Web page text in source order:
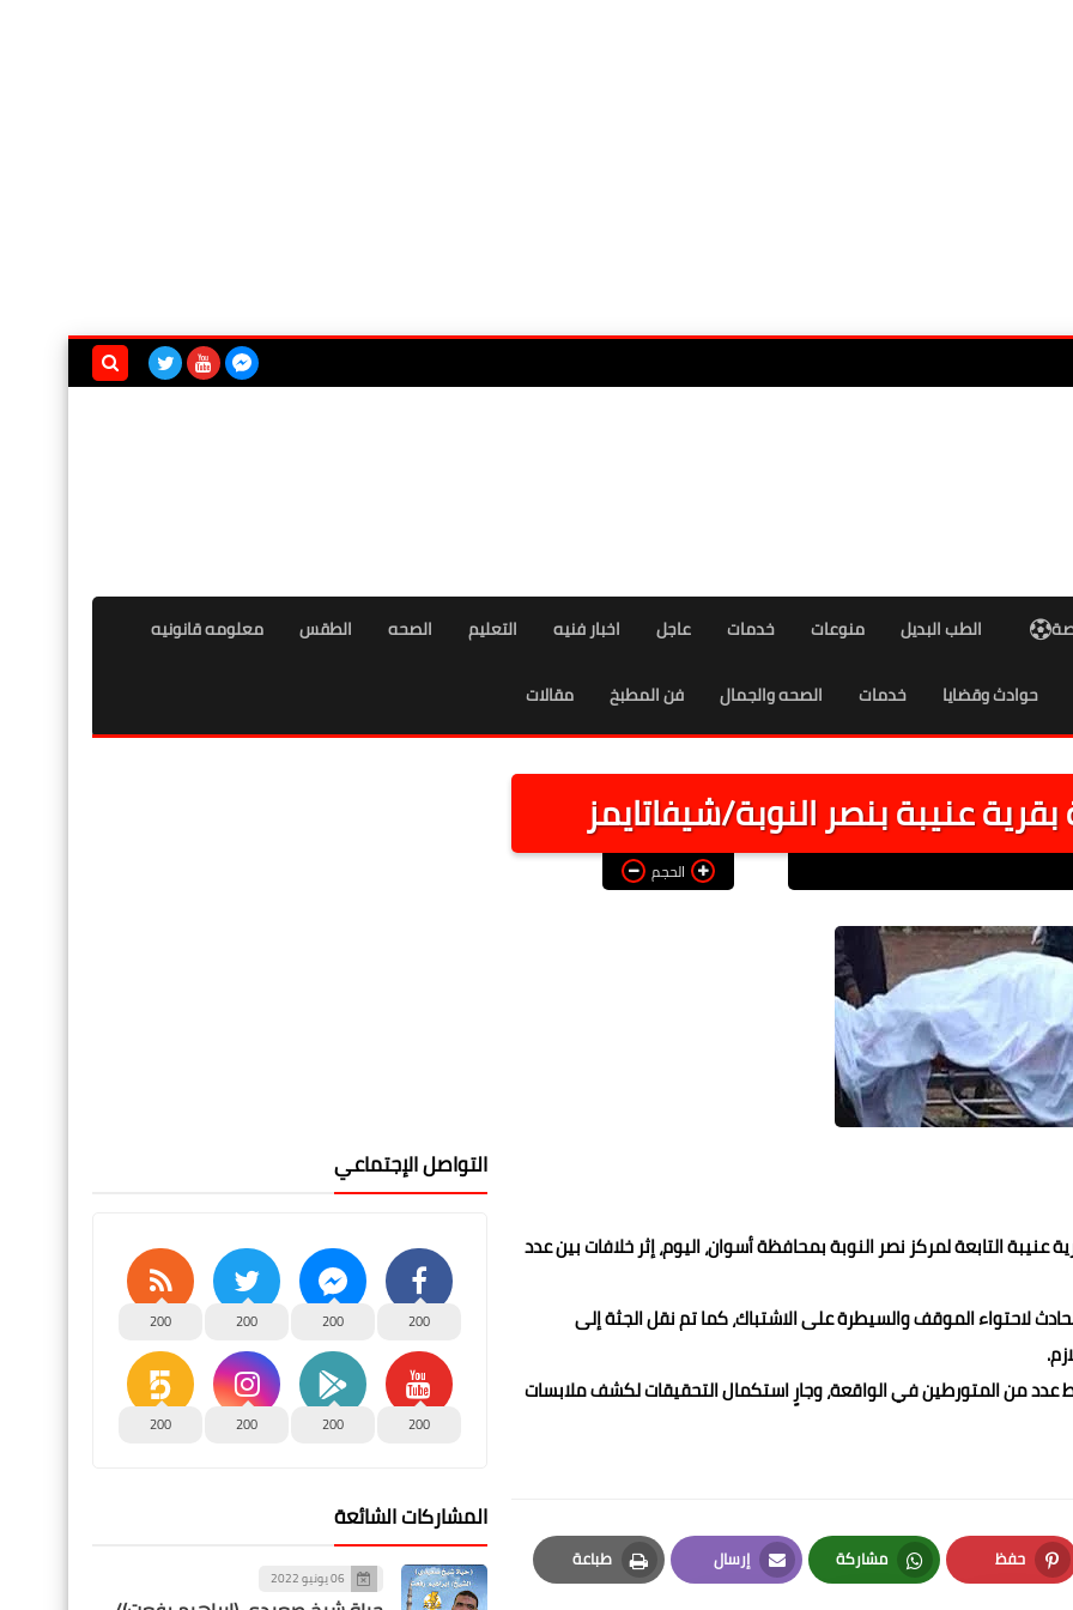
الطب البديل منوعات خدمات عاجل اخبار فنيه التعليم الصحه الطقس معلومه قانونيه
حوادث وقضايا خدمات الصحه والجمال فن المطبخ مقالات
الحجم
التابعة لمركز نصر النوبة بمحافظة أسوان، اليوم، إثر خلافات بين عدد
لاحتواء الموقف والسيطرة على الاشتباك، كما تم نقل الجثة إلى
عدد من المتورطين في الواقعة، وجارٍ استكمال التحقيقات لكشف ملابسات
حفظ
Pinterest
مشاركة
Whatsapp
إرسال
Email
طباعة
Print
التواصل الإجتماعي
200
200
200
200
200
200
200
200
المشاركات الشائعة
06 يونيو 2022